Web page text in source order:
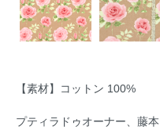
【素材】コットン 100%
プティラドゥオーナー、藤